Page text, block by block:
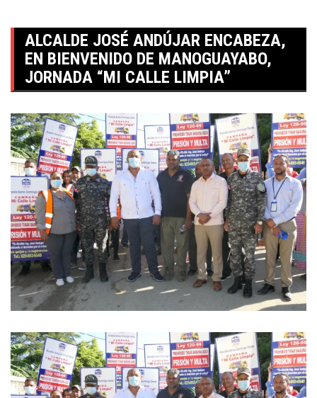
ALCALDE JOSÉ ANDÚJAR ENCABEZA,
EN BIENVENIDO DE MANOGUAYABO,
JORNADA “MI CALLE LIMPIA”